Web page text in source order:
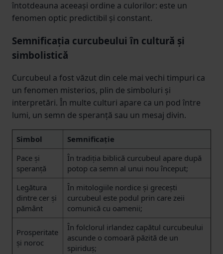
întotdeauna aceeași ordine a culorilor: este un
fenomen optic predictibil și constant.
Semnificația curcubeului în cultură și
simbolistică
Curcubeul a fost văzut din cele mai vechi timpuri ca
un fenomen misterios, plin de simboluri și
interpretări. În multe culturi apare ca un pod între
lumi, un semn de speranță sau un mesaj divin.
Simbol
Semnificație
Pace și
speranță
În tradiția biblică curcubeul apare după
potop ca semn al unui nou început;
Legătura
dintre cer și
pământ
În mitologiile nordice și grecești
curcubeul este podul prin care zeii
comunică cu oamenii;
Prosperitate
și noroc
În folclorul irlandez capătul curcubeului
ascunde o comoară păzită de un
spiriduș;